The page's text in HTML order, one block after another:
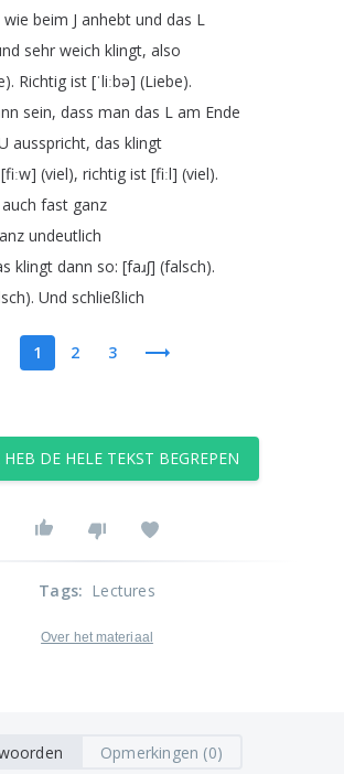
wie beim J anhebt und das L
sehr weich klingt, also
). Richtig ist [ˈliːbə] (Liebe).
sein, dass man das L am Ende
ausspricht, das klingt
fiːw] (viel), richtig ist [fiːl] (viel).
auch fast ganz
undeutlich
klingt dann so: [faɹʃ] (falsch).
). Und schließlich
1 2 3
HEB DE HELE TEKST BEGREPEN
Tags: Lectures
Over het materiaal
Opmerkingen (0)